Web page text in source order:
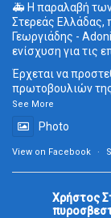
🚑 Η παραλαβή
Στερεάς Ελλάδας,
Γεωργιάδης -
ενίσχυση για τις
Έρχεται να
πρωτοβουλιών
See More
Photo
View on Facebook ·
Χρήστος